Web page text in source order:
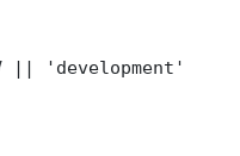
|| 'development'